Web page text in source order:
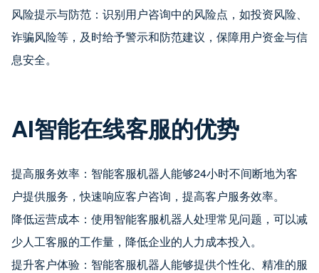
风险提示与防范：识别用户咨询中的风险点，如投资风险、
诈骗风险等，及时给予警示和防范建议，保障用户资金与信
息安全。
AI智能在线客服的优势
提高服务效率：智能客服机器人能够24小时不间断地为客
户提供服务，快速响应客户咨询，提高客户服务效率。
降低运营成本：使用智能客服机器人处理常见问题，可以减
少人工客服的工作量，降低企业的人力成本投入。
提升客户体验：智能客服机器人能够提供个性化、精准的服